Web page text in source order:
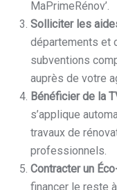
MaPrimeRénov’.
Solliciter les
départements et
subventions
auprès de votre
Bénéficier de la
s’applique
travaux de
professionnels.
Contracter un
financer le reste